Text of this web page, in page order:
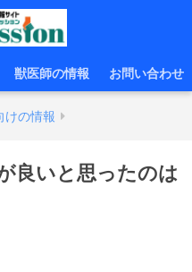
獣医師の情報 お問い合わせ
けの情報
良いと思ったのは